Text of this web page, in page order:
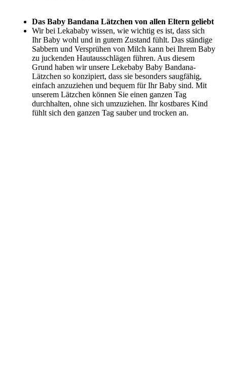
Das Baby Bandana Lätzchen von allen Eltern geliebt
Wir bei Lekababy wissen, wie wichtig es ist, dass sich
Ihr Baby wohl und in gutem Zustand fühlt. Das ständige
Sabbern und Versprühen von Milch kann bei Ihrem Baby
zu juckenden Hautausschlägen führen. Aus diesem
Grund haben wir unsere Lekebaby Baby Bandana-
Lätzchen so konzipiert, dass sie besonders saugfähig,
einfach anzuziehen und bequem für Ihr Baby sind. Mit
unserem Lätzchen können Sie einen ganzen Tag
durchhalten, ohne sich umzuziehen. Ihr kostbares Kind
fühlt sich den ganzen Tag sauber und trocken an.